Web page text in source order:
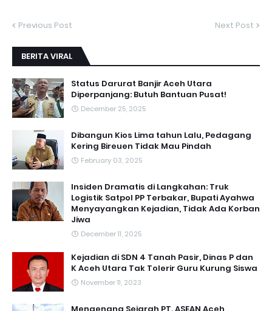
Previous Post Next Post
BERITA VIRAL
Status Darurat Banjir Aceh Utara
Diperpanjang: Butuh Bantuan Pusat!
December 25, 2025
Dibangun Kios Lima tahun Lalu, Pedagang
Kering Bireuen Tidak Mau Pindah
February 03, 2025
Insiden Dramatis di Langkahan: Truk
Logistik Satpol PP Terbakar, Bupati Ayahwa
Menyayangkan Kejadian, Tidak Ada Korban
Jiwa
December 11, 2025
Kejadian di SDN 4 Tanah Pasir, Dinas P dan
K Aceh Utara Tak Tolerir Guru Kurung Siswa
November 11, 2023